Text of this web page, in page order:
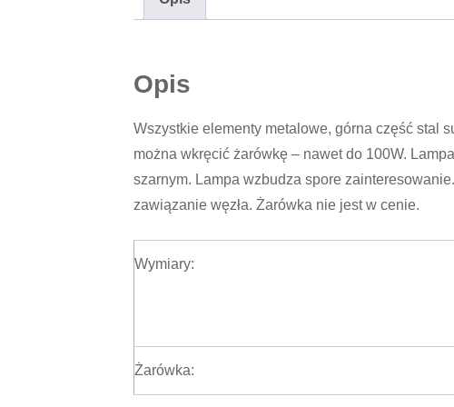
Opis
Wszystkie elementy metalowe, górna część stal
można wkręcić żarówkę – nawet do 100W.
szarnym. Lampa wzbudza spore
zawiązanie węzła. Żarówka nie jest w cenie.
Wymiary:
Żarówka: